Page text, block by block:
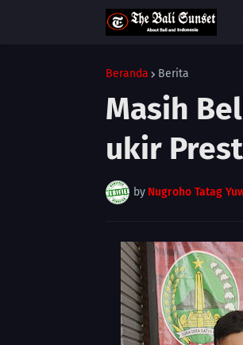
Beranda Berita
Masih
ukir
by Nugroho Tatag